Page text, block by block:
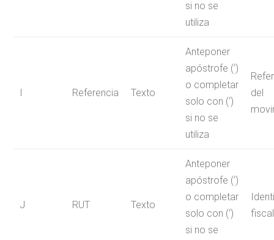
si no se
utiliza
I Referencia Texto
Anteponer
apóstrofe (‘)
o completar
solo con (‘)
si no se
utiliza
del
J RUT Texto
Anteponer
apóstrofe (‘)
o completar
solo con (‘)
si no se
fiscal